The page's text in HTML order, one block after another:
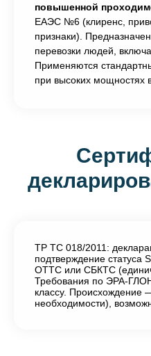
повышенной
ЕАЭС №6 (клиренс,
признаки).
перевозки людей,
Применяются
при высоких мощностях
ТР ТС 018/2011:
подтверждение
ОТТС или СБКТС
Требования по ЭРА-
классу. Происхождение
необходимости),